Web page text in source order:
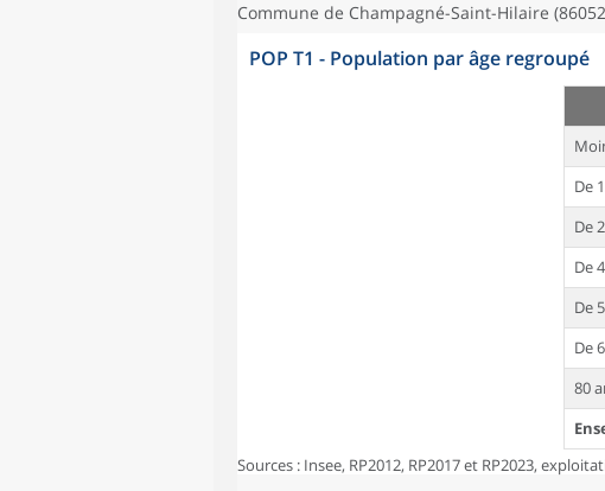
Commune de Champagné-Saint-Hilaire
POP T1 - Population par âge regroupé
De
De
De
De
De
80
Sources : Insee, RP2012, RP2017 et RP2023,